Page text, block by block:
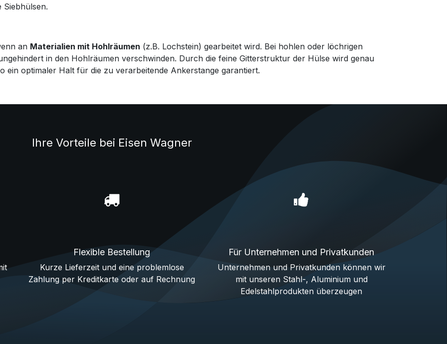
Siebhülsen.
an Materialien mit Hohlräumen (z.B. Lochstein) gearbeitet wird. Bei hohlen oder löchrigen
in den Hohlräumen verschwinden. Durch die feine Gitterstruktur der Hülse wird genau
ein optimaler Halt für die zu verarbeitende Ankerstange garantiert.
Ihre Vorteile bei Eisen Wagner
Flexible Bestellung
Kurze Lieferzeit und eine problemlose
Zahlung per Kreditkarte oder auf Rechnung
Für Unternehmen und Privatkunden
Unternehmen und Privatkunden können wir
mit unseren Stahl-, Aluminium und
Edelstahlprodukten überzeugen